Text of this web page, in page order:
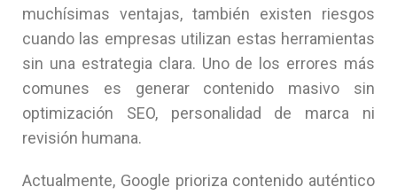
muchísimas ventajas, también existen riesgos
cuando las empresas utilizan estas herramientas
sin una estrategia clara. Uno de los errores más
comunes es generar contenido masivo sin
optimización SEO, personalidad de marca ni
revisión humana.
Actualmente, Google prioriza contenido auténtico